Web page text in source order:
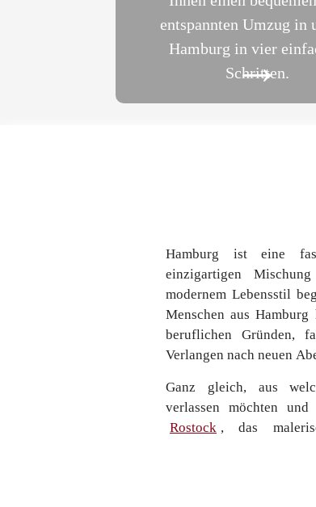
entspannten Umzug in
Hamburg in vier
Schritten.
→
Hamburg ist eine
einzigartigen
modernem Lebensstil
Menschen aus
beruflichen Gründen,
Verlangen nach neuen
Ganz gleich, aus
verlassen möchten
Rostock , das